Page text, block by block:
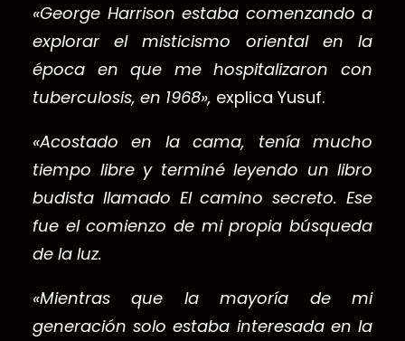
«George Harrison estaba comenzando a
explorar el misticismo oriental en la
época en que me hospitalizaron con
tuberculosis, en 1968», explica Yusuf.
«Acostado en la cama, tenía mucho
tiempo libre y terminé leyendo un libro
budista llamado El camino secreto. Ese
fue el comienzo de mi propia búsqueda
de la luz.
«Mientras que la mayoría de mi
generación solo estaba interesada en la